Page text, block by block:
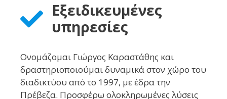
Εξειδικευμένες
υπηρεσίες
Ονομάζομαι Γιώργος Καραστάθης και
δραστηριοποιούμαι δυναμικά στον χώρο του
διαδικτύου από το 1997, με έδρα την
Πρέβεζα. Προσφέρω ολοκληρωμένες λύσεις